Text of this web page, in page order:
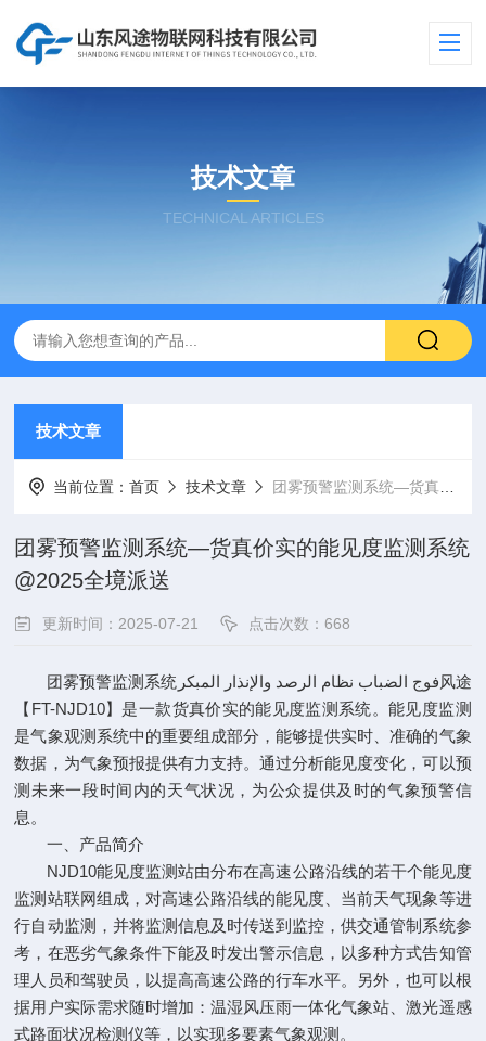
技术文章
TECHNICAL ARTICLES
技术文章
当前位置：首页 技术文章 团雾预警监测系统—货真价实的能见度监测系统@2025全境派送
团雾预警监测系统—货真价实的能见度监测系统
@2025全境派送
更新时间：2025-07-21 点击次数：668
团雾预警监测系统فوج الضباب نظام الرصد والإنذار المبكر风途
【FT-NJD10】是一款货真价实的能见度监测系统。能见度监测
是气象观测系统中的重要组成部分，能够提供实时、准确的气象
数据，为气象预报提供有力支持。通过分析能见度变化，可以预
测未来一段时间内的天气状况，为公众提供及时的气象预警信
息。
一、产品简介
NJD10能见度监测站由分布在高速公路沿线的若干个能见度
监测站联网组成，对高速公路沿线的能见度、当前天气现象等进
行自动监测，并将监测信息及时传送到监控，供交通管制系统参
考，在恶劣气象条件下能及时发出警示信息，以多种方式告知管
理人员和驾驶员，以提高高速公路的行车水平。另外，也可以根
据用户实际需求随时增加：温湿风压雨一体化气象站、激光遥感
式路面状况检测仪等，以实现多要素气象观测。